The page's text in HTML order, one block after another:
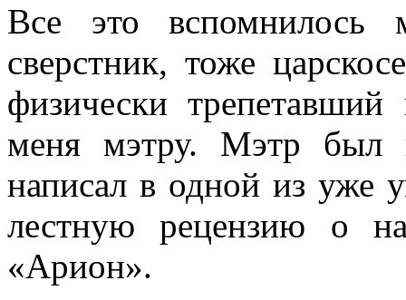
Все это
сверстник, тоже
физически
меня мэтру. Мэтр был
написал в одной из уже
лестную рецензию о
«Арион».